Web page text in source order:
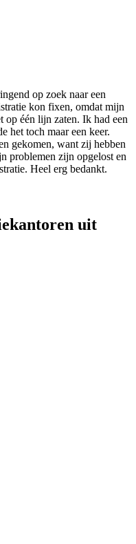
op zoek naar een
kon fixen, omdat mijn
op één lijn zaten. Ik had een
het toch maar een keer.
gekomen, want zij hebben
problemen zijn opgelost en
Heel erg bedankt.
uit